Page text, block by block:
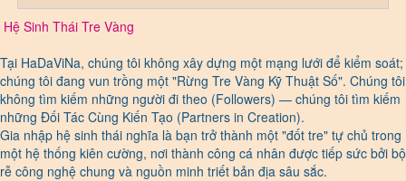
Hệ Sinh Thái Tre Vàng
Tại HaDaViNa, chúng tôi không xây dựng một mạng lưới để kiểm soát;
chúng tôi đang vun trồng một "Rừng Tre Vàng Kỹ Thuật Số". Chúng tôi
không tìm kiếm những người đi theo (Followers) — chúng tôi tìm kiếm
những Đối Tác Cùng Kiến Tạo (Partners in Creation).
Gia nhập hệ sinh thái nghĩa là bạn trở thành một "đốt tre" tự chủ trong
một hệ thống kiên cường, nơi thành công cá nhân được tiếp sức bởi bộ
rễ công nghệ chung và nguồn minh triết bản địa sâu sắc.